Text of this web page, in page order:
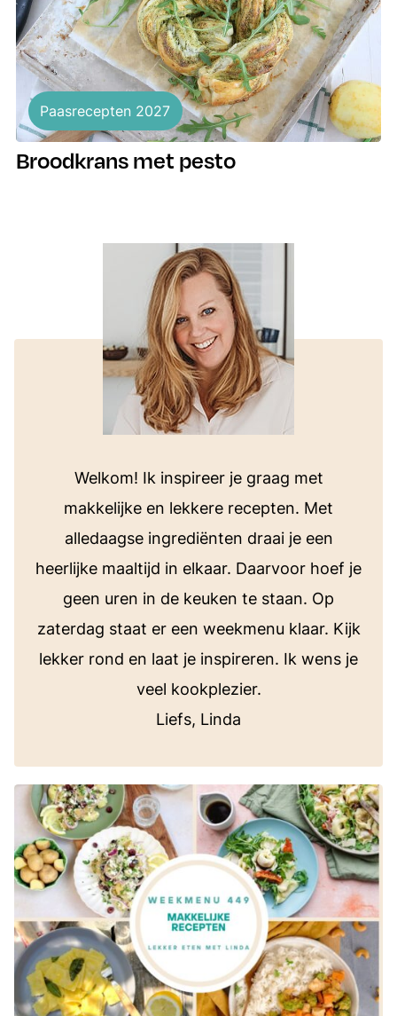
Paasrecepten 2027
Broodkrans met pesto
Welkom! Ik inspireer je graag met
makkelijke en lekkere recepten. Met
alledaagse ingrediënten draai je een
heerlijke maaltijd in elkaar. Daarvoor hoef je
geen uren in de keuken te staan. Op
zaterdag staat er een weekmenu klaar. Kijk
lekker rond en laat je inspireren. Ik wens je
veel kookplezier.
Liefs, Linda